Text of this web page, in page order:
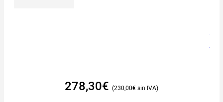
278,30€ 230,00€